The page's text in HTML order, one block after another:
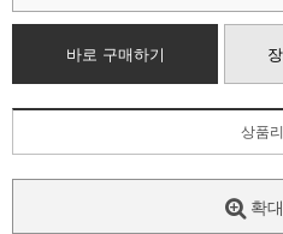
바로 구매하기
상품
확